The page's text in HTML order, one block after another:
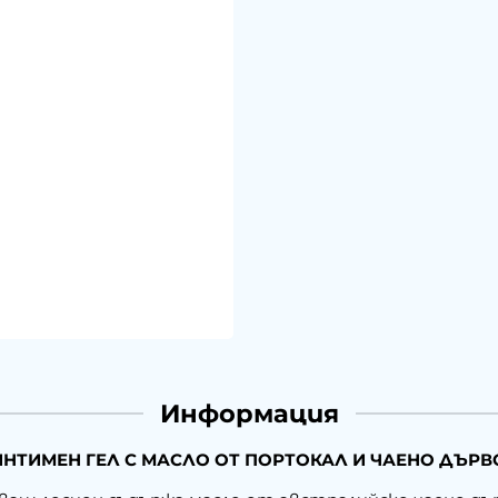
Информация
ГЕЛ С МАСЛО ОТ ПОРТОКАЛ И ЧАЕНО